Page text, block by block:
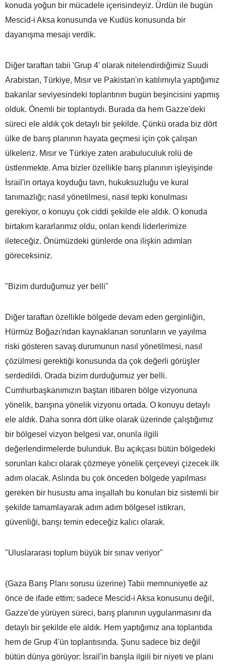
konuda yoğun bir mücadele içerisindeyiz. Ürdün ile bugün
Mescid-i Aksa konusunda ve Kudüs konusunda bir
dayanışma mesajı verdik.
Diğer taraftan tabii 'Grup 4' olarak nitelendirdiğimiz Suudi
Arabistan, Türkiye, Mısır ve Pakistan'ın katılımıyla yaptığımız
bakanlar seviyesindeki toplantının bugün beşincisini yapmış
olduk. Önemli bir toplantıydı. Burada da hem Gazze'deki
süreci ele aldık çok detaylı bir şekilde. Çünkü orada biz dört
ülke de barış planının hayata geçmesi için çok çalışan
ülkeleriz. Mısır ve Türkiye zaten arabuluculuk rolü de
üstlenmekte. Ama bizler özellikle barış planının işleyişinde
İsrail'in ortaya koyduğu tavrı, hukuksuzluğu ve kural
tanımazlığı; nasıl yönetilmesi, nasıl tepki konulması
gerekiyor, o konuyu çok ciddi şekilde ele aldık. O konuda
birtakım kararlarımız oldu, onları kendi liderlerimize
ileteceğiz. Önümüzdeki günlerde ona ilişkin adımları
göreceksiniz.
"Bizim durduğumuz yer belli"
Diğer taraftan özellikle bölgede devam eden gerginliğin,
Hürmüz Boğazı'ndan kaynaklanan sorunların ve yayılma
riski gösteren savaş durumunun nasıl yönetilmesi, nasıl
çözülmesi gerektiği konusunda da çok değerli görüşler
serdedildi. Orada bizim durduğumuz yer belli.
Cumhurbaşkanımızın baştan itibaren bölge vizyonuna
yönelik, barışına yönelik vizyonu ortada. O konuyu detaylı
ele aldık. Daha sonra dört ülke olarak üzerinde çalıştığımız
bir bölgesel vizyon belgesi var, onunla ilgili
değerlendirmelerde bulunduk. Bu açıkçası bütün bölgedeki
sorunları kalıcı olarak çözmeye yönelik çerçeveyi çizecek ilk
adım olacak. Aslında bu çok önceden bölgede yapılması
gereken bir husustu ama inşallah bu konuları biz sistemli bir
şekilde tamamlayarak adım adım bölgesel istikrarı,
güvenliği, barışı temin edeceğiz kalıcı olarak.
"Uluslararası toplum büyük bir sınav veriyor"
(Gaza Barış Planı sorusu üzerine) Tabii memnuniyetle az
önce de ifade ettim; sadece Mescid-i Aksa konusunu değil,
Gazze'de yürüyen süreci, barış planının uygulanmasını da
detaylı bir şekilde ele aldık. Hem yaptığımız ana toplantıda
hem de Grup 4'ün toplantısında. Şunu sadece biz değil
bütün dünya görüyor: İsrail'in barışla ilgili bir niyeti ve planı